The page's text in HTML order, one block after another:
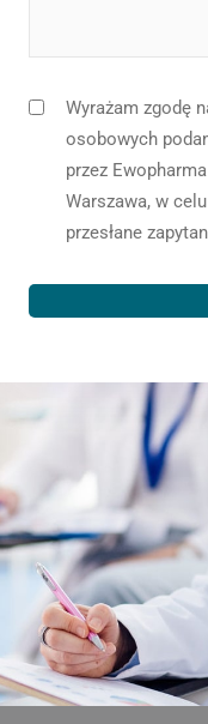
Wyrażam zgodę
osobowych
przez
Warszawa, w
przesłane